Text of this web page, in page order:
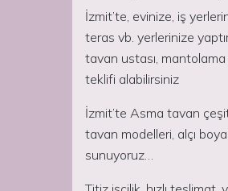
İzmit’te, evinize, iş
teras vb. yerlerinize
tavan ustası, mantolama
teklifi alabilirsiniz
İzmit’te Asma tavan
tavan modelleri, alçı
sunuyoruz…